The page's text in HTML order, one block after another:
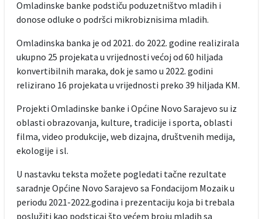
Omladinske banke podstiču poduzetništvo mladih i
donose odluke o podršci mikrobiznisima mladih.
Omladinska banka je od 2021. do 2022. godine realizirala
ukupno 25 projekata u vrijednosti većoj od 60 hiljada
konvertibilnih maraka, dok je samo u 2022. godini
relizirano 16 projekata u vrijednosti preko 39 hiljada KM.
Projekti Omladinske banke i Općine Novo Sarajevo su iz
oblasti obrazovanja, kulture, tradicije i sporta, oblasti
filma, video produkcije, web dizajna, društvenih medija,
ekologije i sl.
U nastavku teksta možete pogledati tačne rezultate
saradnje Općine Novo Sarajevo sa Fondacijom Mozaik u
periodu 2021-2022.godina i prezentaciju koja bi trebala
poslužiti kao podsticaj što većem broju mladih sa